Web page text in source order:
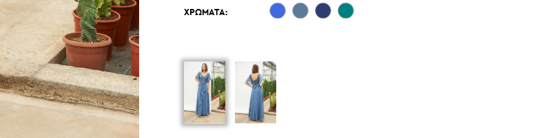
ΧΡΩΜΑΤΑ: